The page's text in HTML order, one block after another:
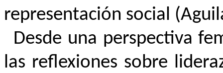
representación social
Desde una perspectiva
las reflexiones sobre